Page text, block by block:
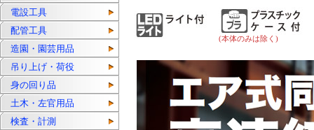
電設工具
配管工具
造園・園芸用品
吊り上げ・荷役
身の回り品
土木・左官用品
検査・計測
(本体のみは除く)